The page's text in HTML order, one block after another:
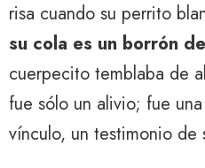
risa cuando su perrito
su cola es un borrón
cuerpecito temblaba de
fue sólo un alivio; fue
vínculo, un testimonio de